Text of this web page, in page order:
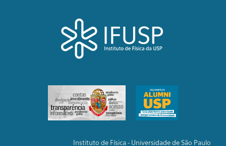
Instituto de Física - Universidade de São Paulo